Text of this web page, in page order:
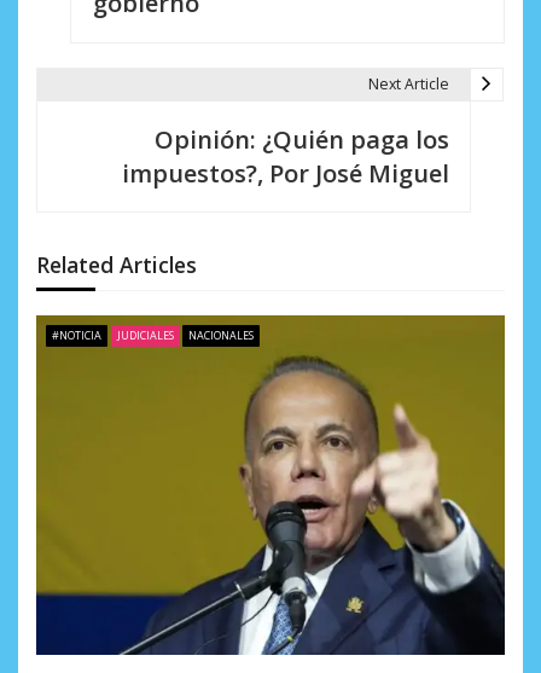
n
d
e
d
a
Next Article
Opinión: ¿Quién paga los
impuestos?, Por José Miguel
Related Articles
#NOTICIA JUDICIALES NACIONALES